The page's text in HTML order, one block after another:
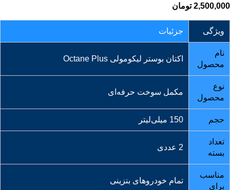
2,500,000 تومان
ویژگی جزئیات
نام
محصول
اکتان بوستر لیکومولی Octane Plus
نوع
محصول
مکمل سوخت حرفه‌ای
حجم 150 میلی‌لیتر
تعداد
بسته
2 عددی
مناسب
برای
تمام خودروهای بنزینی